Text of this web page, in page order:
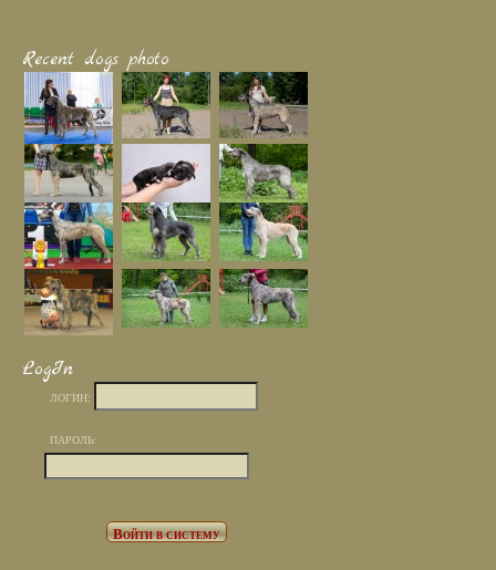
Recent dogs photo
LogIn
ЛОГИН:
ПАРОЛЬ: